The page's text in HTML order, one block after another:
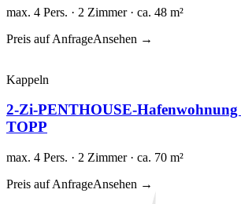
max. 4 Pers. · 2 Zimmer · ca. 48 m²
Preis auf AnfrageAnsehen →
Kappeln
2-Zi-PENTHOUSE-
TOPP
max. 4 Pers. · 2 Zimmer · ca. 70 m²
Preis auf AnfrageAnsehen →